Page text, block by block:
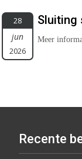
28
jun
2026
Sluiting
Meer
Recente